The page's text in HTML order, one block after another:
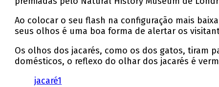
Ao colocar o seu flash na configuração mais
seus olhos é uma boa forma de alertar os
Os olhos dos jacarés, como os dos gatos, tiram
domésticos, o reflexo do olhar dos jacarés é
jacaré1